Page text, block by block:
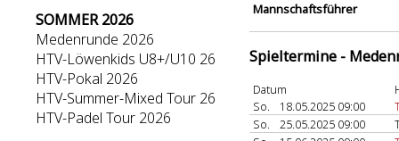
SOMMER 2026
Medenrunde 2026
HTV-Löwenkids U8+/U10 26
HTV-Pokal 2026
HTV-Summer-Mixed Tour 26
HTV-Padel Tour 2026
Mannschaftsführer
Spieltermine -
Datum
So.
18.05.2025 09:00
So.
25.05.2025 09:00